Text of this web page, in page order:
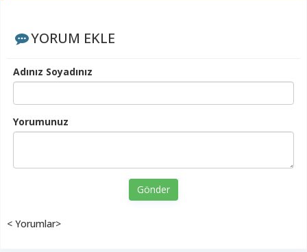
YORUM EKLE
Adınız Soyadınız
Yorumunuz
Gönder
< Yorumlar>